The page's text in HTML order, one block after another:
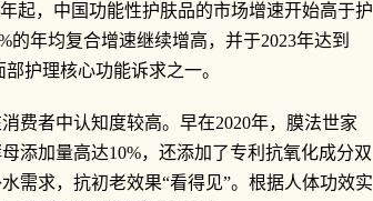
起，中国功能性护肤品的市场增速开始高于护
年均复合增速继续增高，并于2023年达到
护理核心功能诉求之一。
费者中认知度较高。早在2020年，膜法世家
添加量高达10%，还添加了专利抗氧化成分双
需求，抗初老效果“看得见”。根据人体功效实